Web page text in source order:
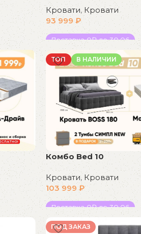
Кровати,Кровати
93 999 ₽
Доставка 0₽ до 30.06
В корзину
ТОП В НАЛИЧИИ
Комбо Bed 10
Кровати, Кровати
103 999 ₽
Доставка 0₽ до 30.06
В корзину
ПОД ЗАКАЗ